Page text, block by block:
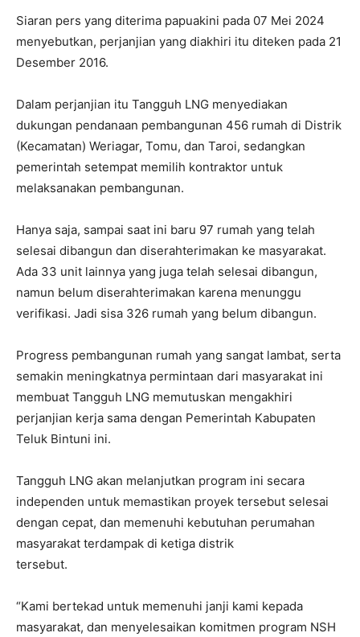
Siaran pers yang diterima papuakini pada 07 Mei 2024
menyebutkan, perjanjian yang diakhiri itu diteken pada 21
Desember 2016.
Dalam perjanjian itu Tangguh LNG menyediakan
dukungan pendanaan pembangunan 456 rumah di Distrik
(Kecamatan) Weriagar, Tomu, dan Taroi, sedangkan
pemerintah setempat memilih kontraktor untuk
melaksanakan pembangunan.
Hanya saja, sampai saat ini baru 97 rumah yang telah
selesai dibangun dan diserahterimakan ke masyarakat.
Ada 33 unit lainnya yang juga telah selesai dibangun,
namun belum diserahterimakan karena menunggu
verifikasi. Jadi sisa 326 rumah yang belum dibangun.
Progress pembangunan rumah yang sangat lambat, serta
semakin meningkatnya permintaan dari masyarakat ini
membuat Tangguh LNG memutuskan mengakhiri
perjanjian kerja sama dengan Pemerintah Kabupaten
Teluk Bintuni ini.
Tangguh LNG akan melanjutkan program ini secara
independen untuk memastikan proyek tersebut selesai
dengan cepat, dan memenuhi kebutuhan perumahan
masyarakat terdampak di ketiga distrik
tersebut.
“Kami bertekad untuk memenuhi janji kami kepada
masyarakat, dan menyelesaikan komitmen program NSH